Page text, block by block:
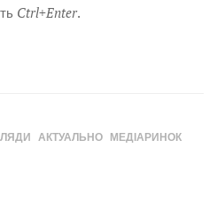
Ctrl+Enter.
АКТУАЛЬНО МЕДІАРИНОК